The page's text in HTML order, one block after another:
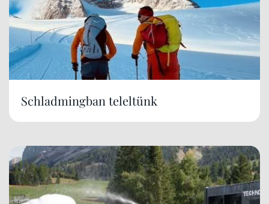
Schladmingban teleltünk